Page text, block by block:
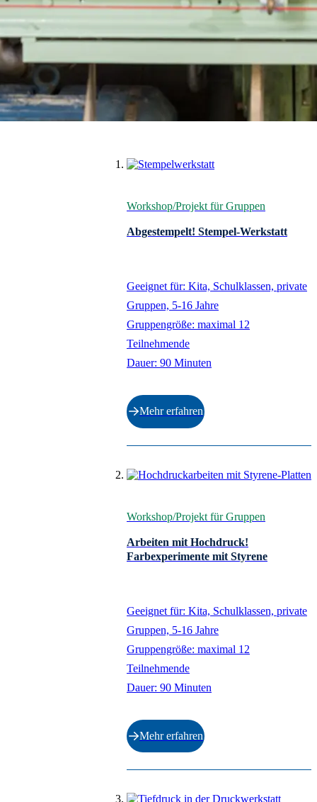
Workshop/Projekt für Gruppen
Abgestempelt! Stempel-Werkstatt
Geeignet für: Kita, Schulklassen, private
Gruppen, 5-16 Jahre
Gruppengröße: maximal 12
Teilnehmende
Dauer: 90 Minuten
Mehr erfahren
Workshop/Projekt für Gruppen
Arbeiten mit Hochdruck!
Farbexperimente mit Styrene
Geeignet für: Kita, Schulklassen, private
Gruppen, 5-16 Jahre
Gruppengröße: maximal 12
Teilnehmende
Dauer: 90 Minuten
Mehr erfahren